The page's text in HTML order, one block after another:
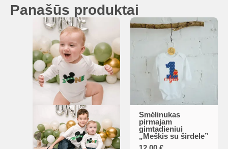
be
chosen
on
the
product
page
chosen
product
page
Panašūs produktai
Smėlinukas
pirmajam
gimtadieniui
„Meškis su širdele”
This
product
has